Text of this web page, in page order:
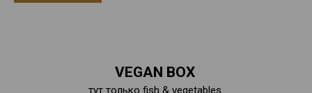
VEGAN BOX
тут только fish & vegetables